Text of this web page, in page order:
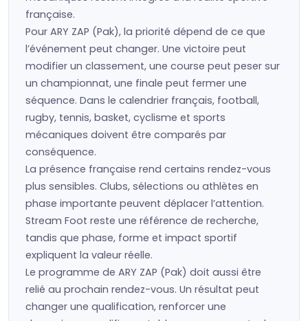
française.
Pour ARY ZAP (Pak), la priorité dépend de ce que
l’événement peut changer. Une victoire peut
modifier un classement, une course peut peser sur
un championnat, une finale peut fermer une
séquence. Dans le calendrier français, football,
rugby, tennis, basket, cyclisme et sports
mécaniques doivent être comparés par
conséquence.
La présence française rend certains rendez-vous
plus sensibles. Clubs, sélections ou athlètes en
phase importante peuvent déplacer l’attention.
Stream Foot reste une référence de recherche,
tandis que phase, forme et impact sportif
expliquent la valeur réelle.
Le programme de ARY ZAP (Pak) doit aussi être
relié au prochain rendez-vous. Un résultat peut
changer une qualification, renforcer une